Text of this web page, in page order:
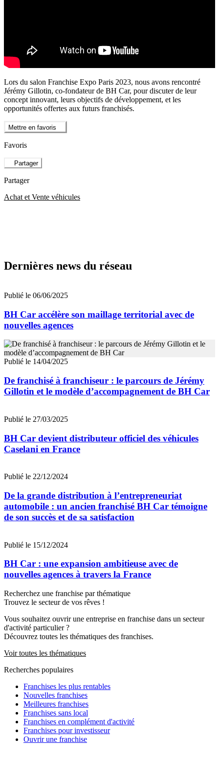
Lors du salon Franchise Expo Paris 2023, nous avons rencontré
Jérémy Gillotin, co-fondateur de BH Car, pour discuter de leur
concept innovant, leurs objectifs de développement, et les
opportunités offertes aux futurs franchisés.
Mettre en favoris
Favoris
Partager
Partager
Achat et Vente véhicules
Dernières news du réseau
Publié le 06/06/2025
BH Car accélère son maillage territorial avec de
nouvelles agences
Publié le 14/04/2025
De franchisé à franchiseur : le parcours de Jérémy
Gillotin et le modèle d’accompagnement de BH Car
Publié le 27/03/2025
BH Car devient distributeur officiel des véhicules
Caselani en France
Publié le 22/12/2024
De la grande distribution à l’entrepreneuriat
automobile : un ancien franchisé BH Car témoigne
de son succès et de sa satisfaction
Publié le 15/12/2024
BH Car : une expansion ambitieuse avec de
nouvelles agences à travers la France
Recherchez une franchise par thématique
Trouvez le secteur de vos rêves !
Vous souhaitez ouvrir une entreprise en franchise dans un secteur
d'activité particulier ?
Découvrez toutes les thématiques des franchises.
Voir toutes les thématiques
Recherches populaires
Franchises les plus rentables
Nouvelles franchises
Meilleures franchises
Franchises sans local
Franchises en complément d'activité
Franchises pour investisseur
Ouvrir une franchise